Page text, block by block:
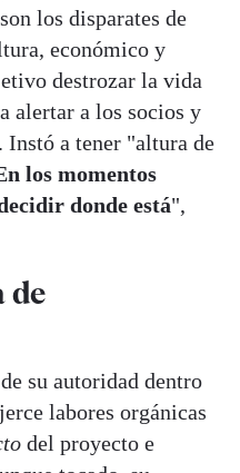
los disparates de
económico y
destrozar la vida
alertar a los socios y
Instó a tener "altura de
los momentos
donde está",
de
su autoridad dentro
labores orgánicas
del proyecto e